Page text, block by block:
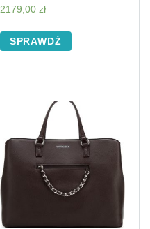
2179,00 zł
SPRAWDŹ